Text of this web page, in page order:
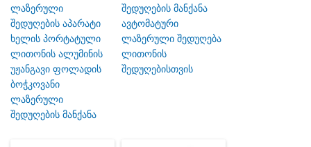
ლაზერული
შედუღების აპარატი
ხელის პორტატული
ლითონის ალუმინის
უჟანგავი ფოლადის
ბოჭკოვანი
ლაზერული
შედუღების მანქანა
შედუღების მანქანა
ავტომატური
ლაზერული შედუღება
ლითონის
შედუღებისთვის